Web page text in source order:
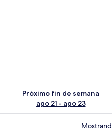
ago 14 - ago 16
Próximo fin de semana
ago 21 - ago 23
la disponibilidad para